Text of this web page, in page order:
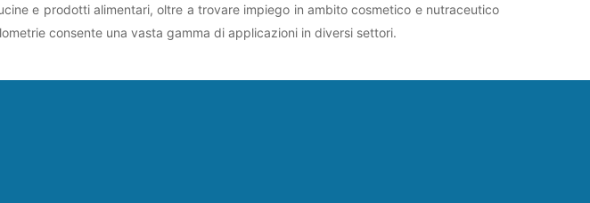
e prodotti alimentari, oltre a trovare impiego in ambito cosmetico e nutraceutico
consente una vasta gamma di applicazioni in diversi settori.